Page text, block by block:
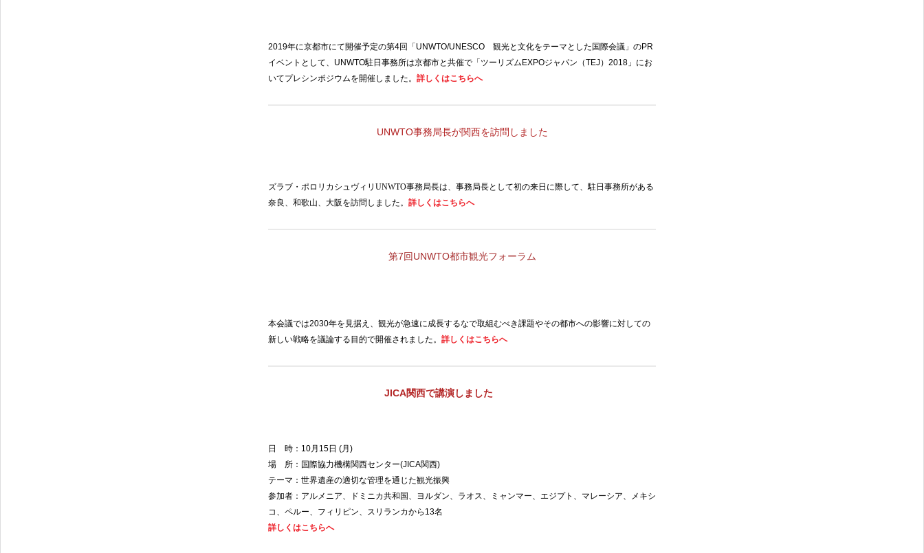
2019年に京都市にて開催予定の第4回「 UNWTO/UNESCO 観光と文化をテーマとした国際会議」のPR
イベントとして、UNWTO駐日事務所は京都市と共催で「ツーリズム EXPOジャパン（TEJ） 2018」にお
いてプレシンポジウムを開催しました。 詳しくはこちらへ
UNWTO事務局長が関西を訪問しました
ズラブ・ポロリカシュヴィリ UNWTO事務局長は、事務局長として初の来日に際して、駐日事務所がある
奈良、和歌山、大阪を訪問しました。 詳しくはこちらへ
第7回UNWTO都市観光フォーラム
本会議では2030年を見据え、観光が急速に成長するなで取組むべき課題やその都市への影響に対しての
新しい戦略を議論する目的で開催されました。 詳しくはこちらへ
JICA関西で講演しました
日 時： 10月 15日 (月 )
場 所：国際協力機構関西センター(JICA関西)
テーマ：世界遺産の適切な管理を通じた観光振興
参加者：アルメニア、ドミニカ共和国、ヨルダン、ラオス、ミャンマー、エジプト、マレーシア、メキシ
コ、ペルー、フィリピン、スリランカから 13名
詳しくはこちらへ